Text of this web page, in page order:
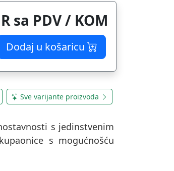
sa PDV / KOM
Dodaj u košaricu
Sve varijante proizvoda
s jedinstvenim
s mogućnošću